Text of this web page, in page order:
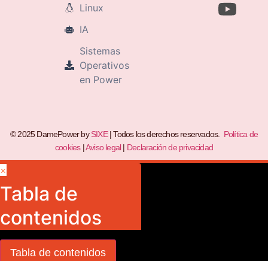
Linux
IA
Sistemas
Operativos
en Power
© 2025 DamePower bySIXE| Todos los derechos reservados. Política de
cookies|Aviso legal| Declaración de privacidad
×
Tabla de
contenidos
Tabla de contenidos